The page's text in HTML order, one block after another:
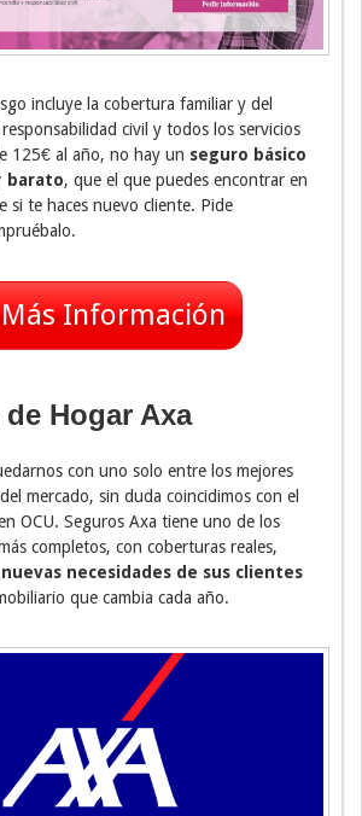
incluye la cobertura familiar y del
civil y todos los servicios
125€ al año, no hay un seguro básico
barato, que el que puedes encontrar en
si te haces nuevo cliente. Pide
Más Información
Hogar Axa
con uno solo entre los mejores
mercado, sin duda coincidimos con el
OCU. Seguros Axa tiene uno de los
completos, con coberturas reales,
necesidades de sus clientes
que cambia cada año.